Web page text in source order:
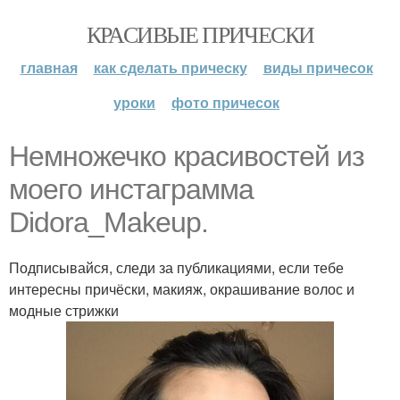
КРАСИВЫЕ ПРИЧЕСКИ
главная как сделать прическу
виды причесок
уроки
фото причесок
Немножечко красивостей из
моего инстаграмма
Didora_Makeup.
Подписывайся, следи за публикациями, если тебе
интересны причёски, макияж, окрашивание волос и
модные стрижки